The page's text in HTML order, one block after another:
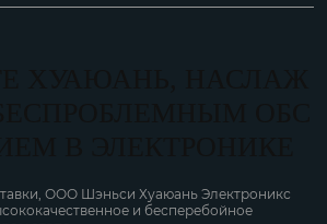
ООО Шэньси Хуаюань Электроникс
и бесперебойное